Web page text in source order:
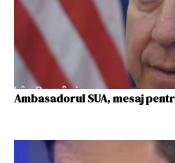
Ambasadorul SUA, mesaj